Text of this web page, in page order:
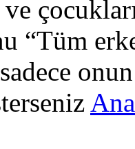
ve
“Tüm